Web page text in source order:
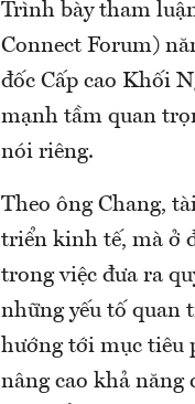
Trình bày tham
Connect Forum)
đốc Cấp cao Khối
mạnh tầm quan
nói riêng.
Theo ông Chang,
triển kinh tế, mà ở
trong việc đưa ra
những yếu tố quan
hướng tới mục tiêu
nâng cao khả